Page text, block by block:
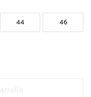
44 46